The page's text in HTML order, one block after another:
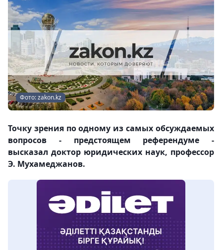
Фото: zakon.kz
Точку зрения по одному из самых обсуждаемых
вопросов - предстоящем референдуме -
высказал доктор юридических наук, профессор
Э. Мухамеджанов.